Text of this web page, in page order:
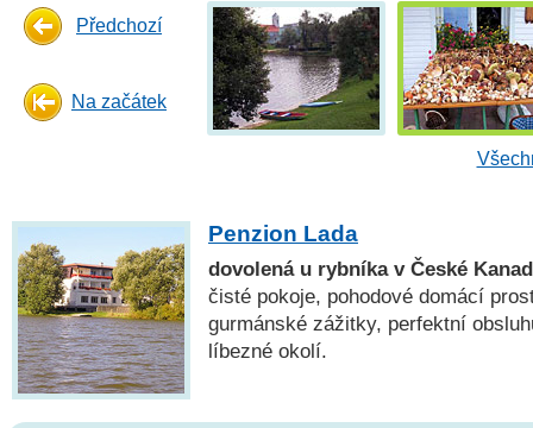
Předchozí
Na začátek
Penzion Lada
dovolená u rybníka v České
čisté pokoje, pohodové domácí
gurmánské zážitky, perfektní
líbezné okolí.